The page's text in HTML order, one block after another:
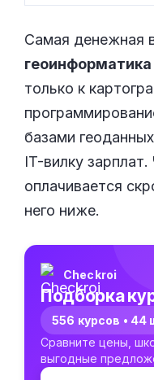
Самая денежная
только к
базами
IT-вилку
оплачивается
него ниже.
Checkroi
Подборка
556 курсов • 44
Сравните цены,
выгодные